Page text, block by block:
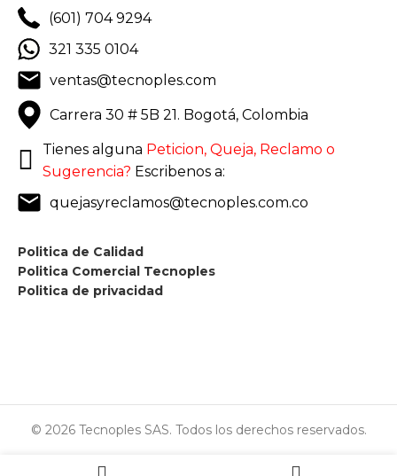
(601) 704 9294
321 335 0104
ventas@tecnoples.com
Carrera 30 # 5B 21. Bogotá, Colombia
Tienes alguna Peticion, Queja, Reclamo o
Sugerencia? Escribenos a:
quejasyreclamos@tecnoples.com.co
Politica de Calidad
Politica Comercial Tecnoples
Politica de privacidad
© 2026 Tecnoples SAS. Todos los derechos reservados.